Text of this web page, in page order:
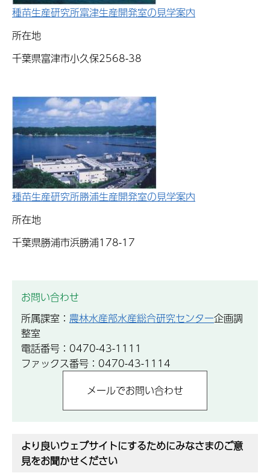
種苗生産研究所富津生産開発室の見学案内
所在地
千葉県富津市小久保2568-38
種苗生産研究所勝浦生産開発室の見学案内
所在地
千葉県勝浦市浜勝浦178-17
お問い合わせ
所属課室： 農林水産部水産総合研究センター企画調
整室
電話番号：0470-43-1111
ファックス番号：0470-43-1114
より良いウェブサイトにするためにみなさまのご意
見をお聞かせください